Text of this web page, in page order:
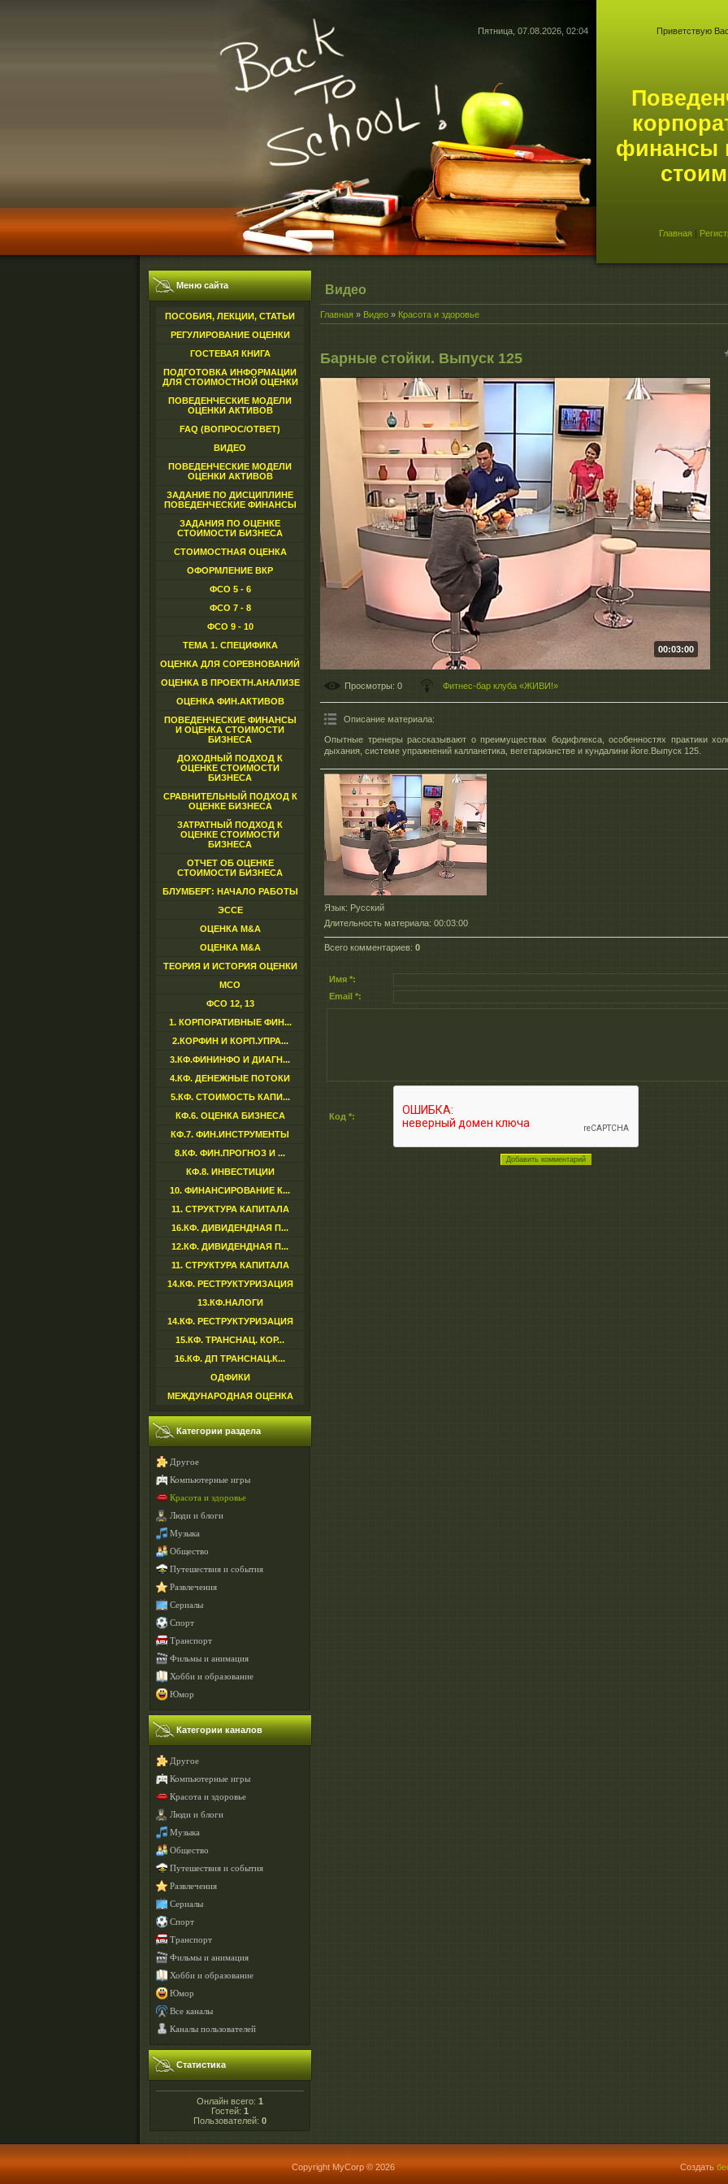
Пятница, 07.08.2026, 02:04 Приветствую Вас
финансы
Главная |
Меню сайта
ПОСОБИЯ, ЛЕКЦИИ, СТАТЬИ
РЕГУЛИРОВАНИЕ ОЦЕНКИ
ГОСТЕВАЯ КНИГА
ПОДГОТОВКА ИНФОРМАЦИИ
ДЛЯ СТОИМОСТНОЙ ОЦЕНКИ
ПОВЕДЕНЧЕСКИЕ МОДЕЛИ
ОЦЕНКИ АКТИВОВ
FAQ (ВОПРОС/ОТВЕТ)
ВИДЕО
ПОВЕДЕНЧЕСКИЕ МОДЕЛИ
ОЦЕНКИ АКТИВОВ
ЗАДАНИЕ ПО ДИСЦИПЛИНЕ
ПОВЕДЕНЧЕСКИЕ ФИНАНСЫ
ЗАДАНИЯ ПО ОЦЕНКЕ
СТОИМОСТИ БИЗНЕСА
СТОИМОСТНАЯ ОЦЕНКА
ОФОРМЛЕНИЕ ВКР
ФСО 5 - 6
ФСО 7 - 8
ФСО 9 - 10
ТЕМА 1. СПЕЦИФИКА
ОЦЕНКА ДЛЯ СОРЕВНОВАНИЙ
ОЦЕНКА В ПРОЕКТН.АНАЛИЗЕ
ОЦЕНКА ФИН.АКТИВОВ
ПОВЕДЕНЧЕСКИЕ ФИНАНСЫ
И ОЦЕНКА СТОИМОСТИ
БИЗНЕСА
ДОХОДНЫЙ ПОДХОД К
ОЦЕНКЕ СТОИМОСТИ
БИЗНЕСА
СРАВНИТЕЛЬНЫЙ ПОДХОД К
ОЦЕНКЕ БИЗНЕСА
ЗАТРАТНЫЙ ПОДХОД К
ОЦЕНКЕ СТОИМОСТИ
БИЗНЕСА
ОТЧЕТ ОБ ОЦЕНКЕ
СТОИМОСТИ БИЗНЕСА
БЛУМБЕРГ: НАЧАЛО РАБОТЫ
ЭССЕ
ОЦЕНКА M&A
ОЦЕНКА M&A
ТЕОРИЯ И ИСТОРИЯ ОЦЕНКИ
МСО
ФСО 12, 13
1. КОРПОРАТИВНЫЕ ФИН...
2.КОРФИН И КОРП.УПРА...
3.КФ.ФИНИНФО И ДИАГН...
4.КФ. ДЕНЕЖНЫЕ ПОТОКИ
5.КФ. СТОИМОСТЬ КАПИ...
КФ.6. ОЦЕНКА БИЗНЕСА
КФ.7. ФИН.ИНСТРУМЕНТЫ
8.КФ. ФИН.ПРОГНОЗ И ...
КФ.8. ИНВЕСТИЦИИ
10. ФИНАНСИРОВАНИЕ К...
11. СТРУКТУРА КАПИТАЛА
16.КФ. ДИВИДЕНДНАЯ П...
12.КФ. ДИВИДЕНДНАЯ П...
11. СТРУКТУРА КАПИТАЛА
14.КФ. РЕСТРУКТУРИЗАЦИЯ
13.КФ.НАЛОГИ
14.КФ. РЕСТРУКТУРИЗАЦИЯ
15.КФ. ТРАНСНАЦ. КОР...
16.КФ. ДП ТРАНСНАЦ.К...
ОДФИКИ
МЕЖДУНАРОДНАЯ ОЦЕНКА
Категории раздела
Другое
Компьютерные игры
Красота и здоровье
Люди и блоги
Музыка
Общество
Путешествия и события
Развлечения
Сериалы
Спорт
Транспорт
Фильмы и анимация
Хобби и образование
Юмор
Категории каналов
Другое
Компьютерные игры
Красота и здоровье
Люди и блоги
Музыка
Общество
Путешествия и события
Развлечения
Сериалы
Спорт
Транспорт
Фильмы и анимация
Хобби и образование
Юмор
Все каналы
Каналы пользователей
Статистика
Онлайн всего: 1
Гостей: 1
Пользователей: 0
Видео
Главная » Видео » Красота и здоровье
Барные стойки. Выпуск 125
00:03:00
Просмотры: 0 Фитнес-бар клуба «ЖИВИ!»
Описание материала:
Опытные тренеры рассказывают о преимуществах бодифлекса, особенностях практики
дыхания, системе упражнений калланетика, вегетарианстве и кундалини йоге.Выпуск 125.
Язык: Русский
Длительность материала: 00:03:00
Всего комментариев: 0
Имя *:
Email *:
Код *:
Copyright MyCorp © 2026 Создать